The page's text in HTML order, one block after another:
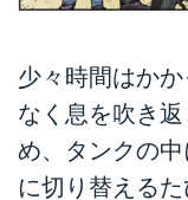
少々時間はか
なく息を吹き
め、タンクの
に切り替える